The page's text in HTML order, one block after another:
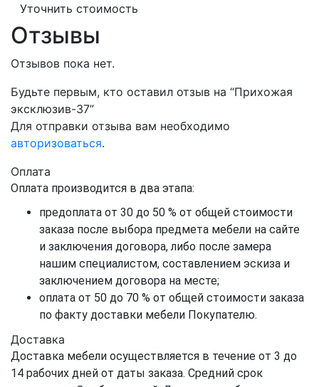
Уточнить стоимость
Отзывы
Отзывов пока нет.
Будьте первым, кто оставил отзыв на “Прихожая
эксклюзив-37”
Для отправки отзыва вам необходимо
авторизоваться.
Оплата
Оплата производится в два этапа:
предоплата от 30 до 50 % от общей стоимости
заказа после выбора предмета мебели на сайте
и заключения договора, либо после замера
нашим специалистом, составлением эскиза и
заключением договора на месте;
оплата от 50 до 70 % от общей стоимости заказа
по факту доставки мебели Покупателю.
Доставка
Доставка мебели осуществляется в течение от 3 до
14 рабочих дней от даты заказа. Средний срок